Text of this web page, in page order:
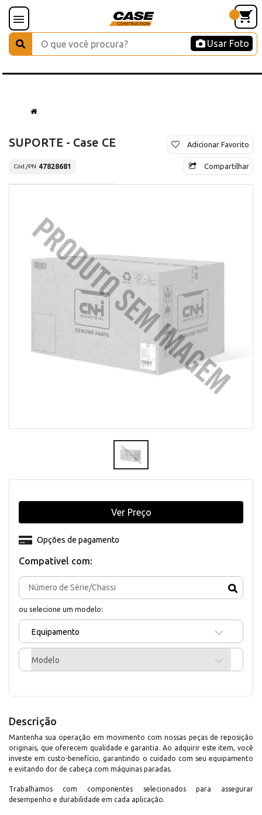
Usar Foto
SUPORTE - Case CE
Cód./PN 47828681
Adicionar Favorito
Compartilhar
Compativel com:
ou selecione um modelo:
Equipamento
Modelo
Opções de pagamento
Ver Preço
Descrição
Mantenha sua operação em movimento com nossas peças de reposição
originais, que oferecem qualidade e garantia. Ao adquirir este item, você
investe em custo-benefício, garantindo o cuidado com seu equipamento
e evitando dor de cabeça com máquinas paradas.
Trabalhamos com componentes selecionados para assegurar
desempenho e durabilidade em cada aplicação.